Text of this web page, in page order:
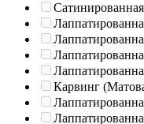
Карвинг